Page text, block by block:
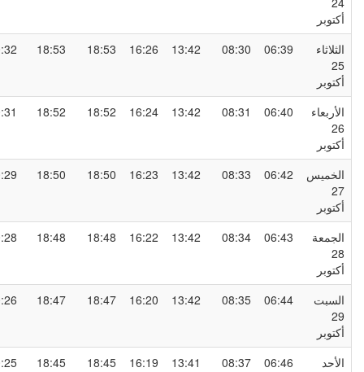
06:39
08:30
13:42
16:26
18:53
18:53
20:32
06:40
08:31
13:42
16:24
18:52
18:52
20:31
06:42
08:33
13:42
16:23
18:50
18:50
20:29
06:43
08:34
13:42
16:22
18:48
18:48
20:28
06:44
08:35
13:42
16:20
18:47
18:47
20:26
06:46
08:37
13:41
16:19
18:45
18:45
20:25